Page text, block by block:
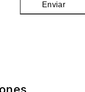
Enviar